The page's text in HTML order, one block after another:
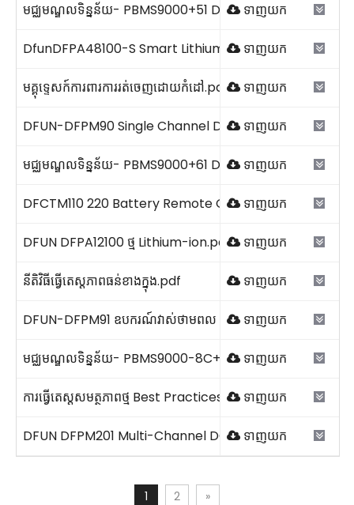
មជ្ឈមណ្ឌលទិន្នន័យ- PBMS9000+51 DFUN 2026.pdf
ទាញយក
DfunDFPA48100-S Smart Lithium Battery Pack 2023
ទាញយក
មគ្គុទ្ទេសក៍ការពារការរត់ចេញដោយកំដៅ.pdf ទាញយក
DFUN-DFPM90 Single Channel DC Energy Meter
ទាញយក
មជ្ឈមណ្ឌលទិន្នន័យ- PBMS9000+61 DFUN 2026.pdf
ទាញយក
DFCTM110 220 Battery Remote Online Capacity
ទាញយក
DFUN DFPA12100 ថ្ម Lithium-ion.pdf ទាញយក
នីតិវិធីធ្វើតេស្តភាពធន់ខាងក្នុង.pdf ទាញយក
DFUN-DFPM91 ឧបករណ៍វាស់ថាមពល AC ដំណាក់កាលតែមួយ
ទាញយក
មជ្ឈមណ្ឌលទិន្នន័យ- PBMS9000-8C+61 DFUN 2026.pdf
ទាញយក
ការធ្វើតេស្តសមត្ថភាពថ្ម Best Practices.pdfទាញយក
DFUN DFPM201 Multi-Channel DC Energy Meter
ទាញយក
1 2 »